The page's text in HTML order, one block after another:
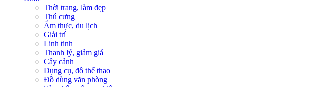
Thời trang, làm đẹp
Thú cưng
Ẩm thực, du lịch
Giải trí
Linh tinh
Thanh lý, giảm giá
Cây cảnh
Dụng cụ, đồ thể thao
Đồ dùng văn phòng